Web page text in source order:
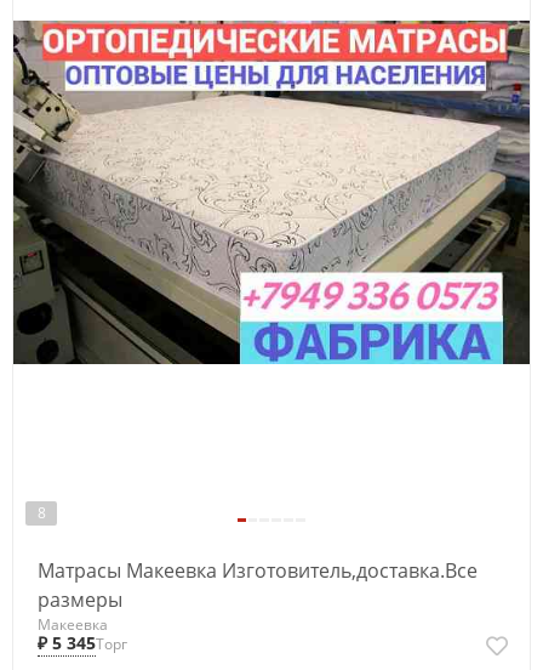
8
Матрасы Макеевка Изготовитель,доставка.Все
размеры
Макеевка
₽ 5 345Торг